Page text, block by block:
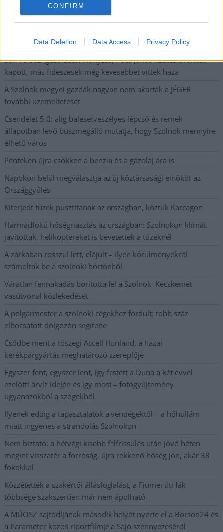
CONFIRM
Data Deletion Data Access Privacy Policy
A Tisza kormány minisztere újabb nagy változásokról döntött
munkáltatói jogaikat
Sok volt az igazolatlan hiányzás, Pócs János fizetéslevonást
kapott, más fideszesek még kevesebbet vittek haza
A Szolnok megyei gazdák nagyon nem akarták a JÉGER
további üzemeltetését
Csendélet 5.0: alig balesetveszélyes lépcső és remek
állapotban levő buszmegálló mutatja, hogy Szolnok mennyire
élhető város
Pénteken újra csökken a benzin és a gázolaj ára is
Napokon belül megválasztja az új köztársasági elnököt az
Országgyűlés
Kiterjedt tüzek pusztítanak az országban, köztük Karcagon
Harmadfokú hőségriasztás az országban: Szolnokon klímát
javítottak, helikoptereket is bevetettek a tüzeknél
A zárkában rosszul lett, elájult – ilyen körülményekről
számoltak be a szolnoki börtönből
Váratlan fennakadás borította fel a Szolnok–Kecskemét
vasútvonal közlekedését
A polgármester a szolnoki cégekhez fordult: több száz
elbocsátott dolgozón segítene
Csődbe ment a tószegi Accell Hunland, a hazai
kerékpárgyártás meghatározó szereplője
Egyszer fent, egyszer lent, így festett a Duna a két évvel
ezelőtti árvíz idején és így most – fotógyűjtemény
ugyanazokból a szögekből
Ilyenek eddig a tapasztalatok a vendégektől – a hőhullám
miatt ingyenes a strandolás Szolnokon
Nem biztató: a hétvégi kisebb felfrissülés után jövő héten
megint visszatér a forróság, újra rekkenő hőség jön, akár 38
fokokkal
Közzétették a szakértői állásfoglalást, a Fiumei úti fák
többsége szakszerűen már nem ápolható
A MÚOSZ sajtódíjának második helyét nyerte el a Borsod24 és
a Paraméter közös riportfilmje a Sajó szennyezéséről